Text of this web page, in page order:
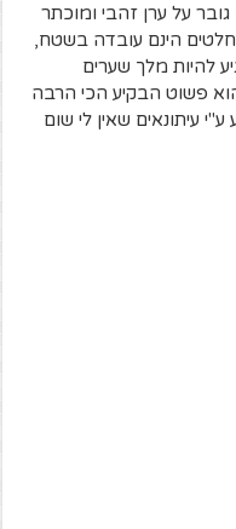
על ערן זהבי ומוכתר
16). תארים מוחלטים הינם עובדה בשטח,
להיות מלך שערים
פשוט הבקיע הכי הרבה
עיתונאים שאין לי שום